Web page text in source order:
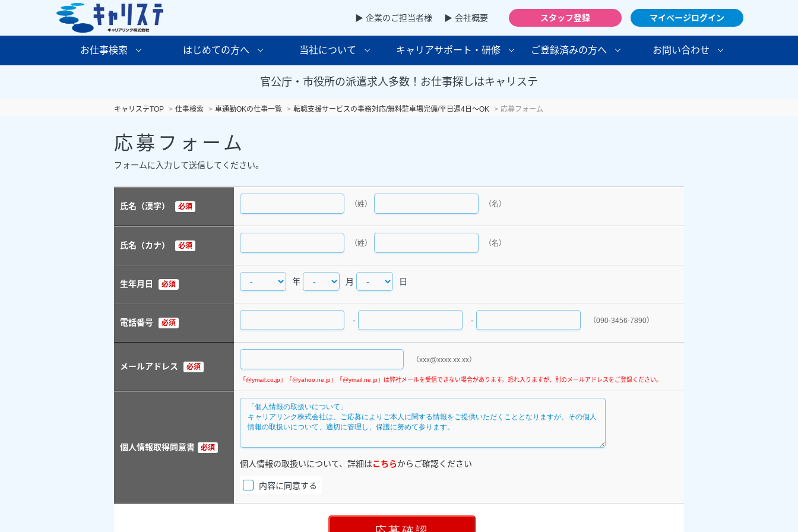
▶ 企業のご担当者様 ▶ 会社概要 スタッフ登録 マイページログイン
お仕事検索 はじめての方へ 当社について キャリアサポート・研修 ご登録済みの方へ お問い合わせ
官公庁・市役所の派遣求人多数！お仕事探しはキャリステ
キャリステTOP 仕事検索 車通勤OKの仕事一覧 転職支援サービスの事務対応/無料駐車場完備/平日週4日～OK 応募フォーム
応募フォーム
フォームに入力して送信してください。
氏名（漢字） 必須 （姓） （名）
氏名（カナ） 必須 （姓） （名）
生年月日 必須 年 月 日
電話番号 必須 - - （090-3456-7890）
メールアドレス 必須
（xxx@xxxx.xx.xx）
個人情報取得同意書 必須
個人情報の取扱いについて、詳細はこちらからご確認ください
内容に同意する